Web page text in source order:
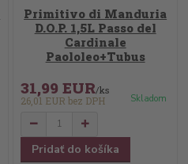
Primitivo di Manduria
D.O.P. 1,5L Passo del
Cardinale
Paololeo+Tubus
31,99 EUR/ks
26,01 EURbez DPH Skladom
Pridať do košíka